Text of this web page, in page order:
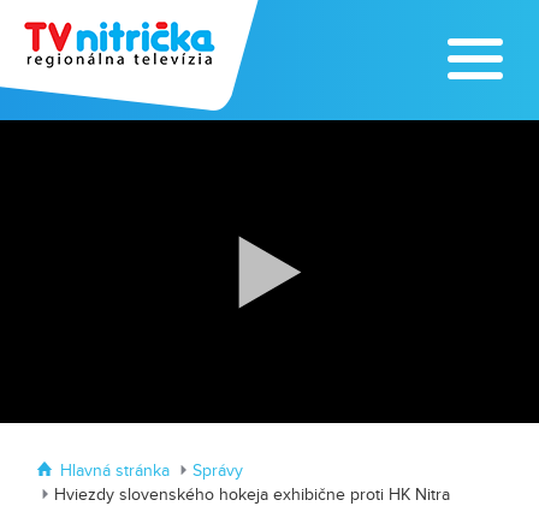
Zoo v Lužiankach
Hlavná stránka
Správy
Hviezdy slovenského hokeja exhibične proti HK Nitra